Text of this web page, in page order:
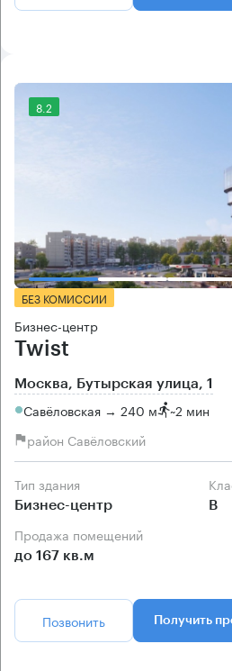
8.2
БЕЗ КОМИССИИ
Бизнес-центр
Twist
Москва, Бутырская улица, 1
Савёловская → 240 м ~2 мин
район Савёловский
Тип здания
Бизнес-центр B
Продажа помещений
до 167 кв.м
Позвонить Получить